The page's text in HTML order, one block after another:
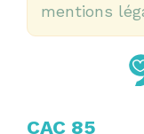
mentions
CAC 85